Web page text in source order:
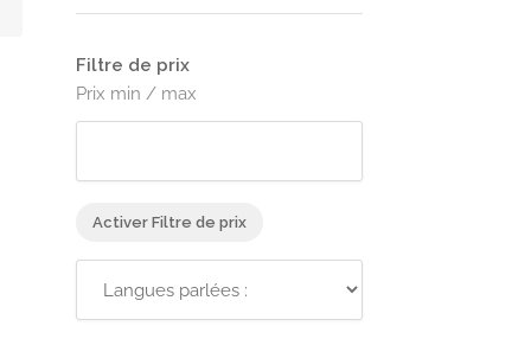
Filtre de prix
Prix min / max
Activer Filtre de prix